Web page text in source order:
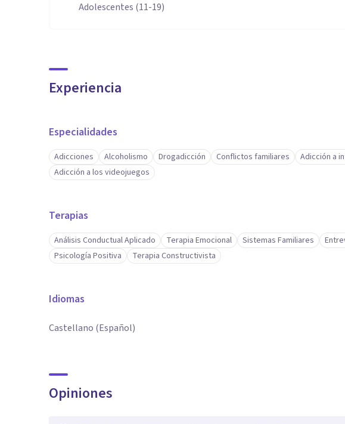
Adolescentes (11-19)
Experiencia
Especialidades
Adicciones Alcoholismo Drogadicción Conflictos familiares Adicción a
Adicción a los videojuegos
Terapias
Análisis Conductual Aplicado Terapia Emocional Sistemas Familiares
Psicología Positiva
Terapia Constructivista
Idiomas
Castellano (Español)
Opiniones